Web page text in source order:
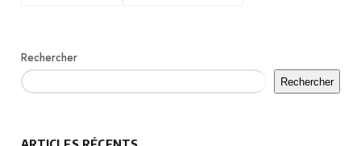
Rechercher
Rechercher